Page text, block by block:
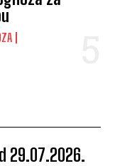
29.07.2026.